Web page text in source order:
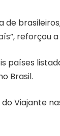
de
reforçou
países
Brasil.
Viajante